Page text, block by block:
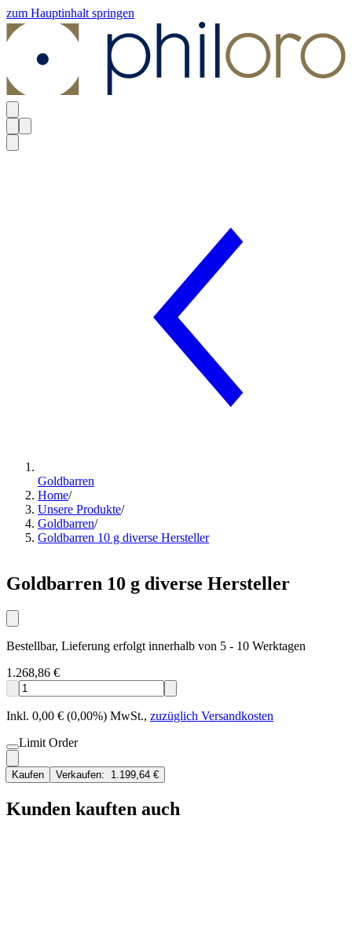
zum Hauptinhalt springen
Goldbarren
Home/
Unsere Produkte/
Goldbarren/
Goldbarren 10 g diverse Hersteller
Goldbarren 10 g diverse Hersteller
Bestellbar, Lieferung erfolgt innerhalb von 5 - 10 Werktagen
1.268,86 €
Inkl. 0,00 € (0,00%) MwSt., zuzüglich Versandkosten
Limit Order
Kaufen Verkaufen: 1.199,64 €
Kunden kauften auch